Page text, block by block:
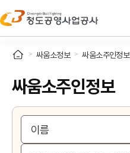
싸움소정보 싸움소주인정보
싸움소주인정보